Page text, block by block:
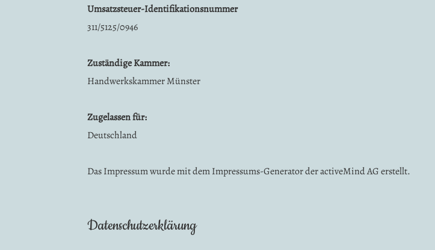
Umsatzsteuer-Identifikationsnummer
311/5125/0946
Zuständige Kammer:
Handwerkskammer Münster
Zugelassen für:
Deutschland
Das Impressum wurde mit dem Impressums-Generator der activeMind AG erstellt.
Datenschutzerklärung